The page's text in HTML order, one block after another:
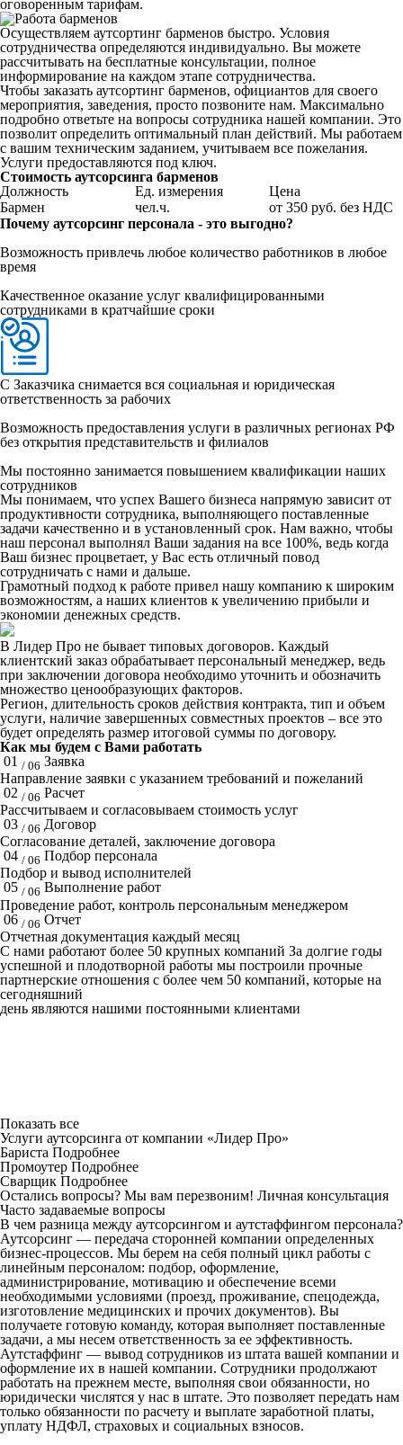
оговоренным тарифам.
Осуществляем аутсортинг барменов быстро. Условия
сотрудничества определяются индивидуально. Вы можете
рассчитывать на бесплатные консультации, полное
информирование на каждом этапе сотрудничества.
Чтобы заказать аутсортинг барменов, официантов для своего
мероприятия, заведения, просто позвоните нам. Максимально
подробно ответьте на вопросы сотрудника нашей компании. Это
позволит определить оптимальный план действий. Мы работаем
с вашим техническим заданием, учитываем все пожелания.
Услуги предоставляются под ключ.
Стоимость аутсорсинга барменов
Должность
Ед. измерения
Цена
Бармен
чел.ч.
от 350 руб. без НДС
Почему аутсорсинг персонала - это выгодно?
Возможность привлечь любое количество работников в любое
время
Качественное оказание услуг квалифицированными
сотрудниками в кратчайшие сроки
С Заказчика снимается вся социальная и юридическая
ответственность за рабочих
Возможность предоставления услуги в различных регионах РФ
без открытия представительств и филиалов
Мы постоянно занимается повышением квалификации наших
сотрудников
Мы понимаем, что успех Вашего бизнеса напрямую зависит от
продуктивности сотрудника, выполняющего поставленные
задачи качественно и в установленный срок. Нам важно, чтобы
наш персонал выполнял Ваши задания на все 100%, ведь когда
Ваш бизнес процветает, у Вас есть отличный повод
сотрудничать с нами и дальше.
Грамотный подход к работе привел нашу компанию к широким
возможностям, а наших клиентов к увеличению прибыли и
экономии денежных средств.
В Лидер Про не бывает типовых договоров. Каждый
клиентский заказ обрабатывает персональный менеджер, ведь
при заключении договора необходимо уточнить и обозначить
множество ценообразующих факторов.
Регион, длительность сроков действия контракта, тип и объем
услуги, наличие завершенных совместных проектов – все это
будет определять размер итоговой суммы по договору.
Как мы будем с Вами работать
01 / 06 Заявка
Направление заявки с указанием требований и пожеланий
02 / 06 Расчет
Рассчитываем и согласовываем стоимость услуг
03 / 06 Договор
Согласование деталей, заключение договора
04 / 06 Подбор персонала
Подбор и вывод исполнителей
05 / 06 Выполнение работ
Проведение работ, контроль персональным менеджером
06 / 06 Отчет
Отчетная документация каждый месяц
C нами работают более 50 крупных компаний За долгие годы
успешной и плодотворной работы мы построили прочные
партнерские отношения с более чем 50 компаний, которые на
сегодняшний
день являются нашими постоянными клиентами
Показать все
Услуги аутсорсинга от компании «Лидер Про»
Бариста Подробнее
Промоутер Подробнее
Сварщик Подробнее
Остались вопросы? Мы вам перезвоним! Личная консультация
Часто задаваемые вопросы
В чем разница между аутсорсингом и аутстаффингом персонала?
Аутсорсинг — передача сторонней компании определенных
бизнес-процессов. Мы берем на себя полный цикл работы с
линейным персоналом: подбор, оформление,
администрирование, мотивацию и обеспечение всеми
необходимыми условиями (проезд, проживание, спецодежда,
изготовление медицинских и прочих документов). Вы
получаете готовую команду, которая выполняет поставленные
задачи, а мы несем ответственность за ее эффективность.
Аутстаффинг — вывод сотрудников из штата вашей компании и
оформление их в нашей компании. Сотрудники продолжают
работать на прежнем месте, выполняя свои обязанности, но
юридически числятся у нас в штате. Это позволяет передать нам
только обязанности по расчету и выплате заработной платы,
уплату НДФЛ, страховых и социальных взносов.